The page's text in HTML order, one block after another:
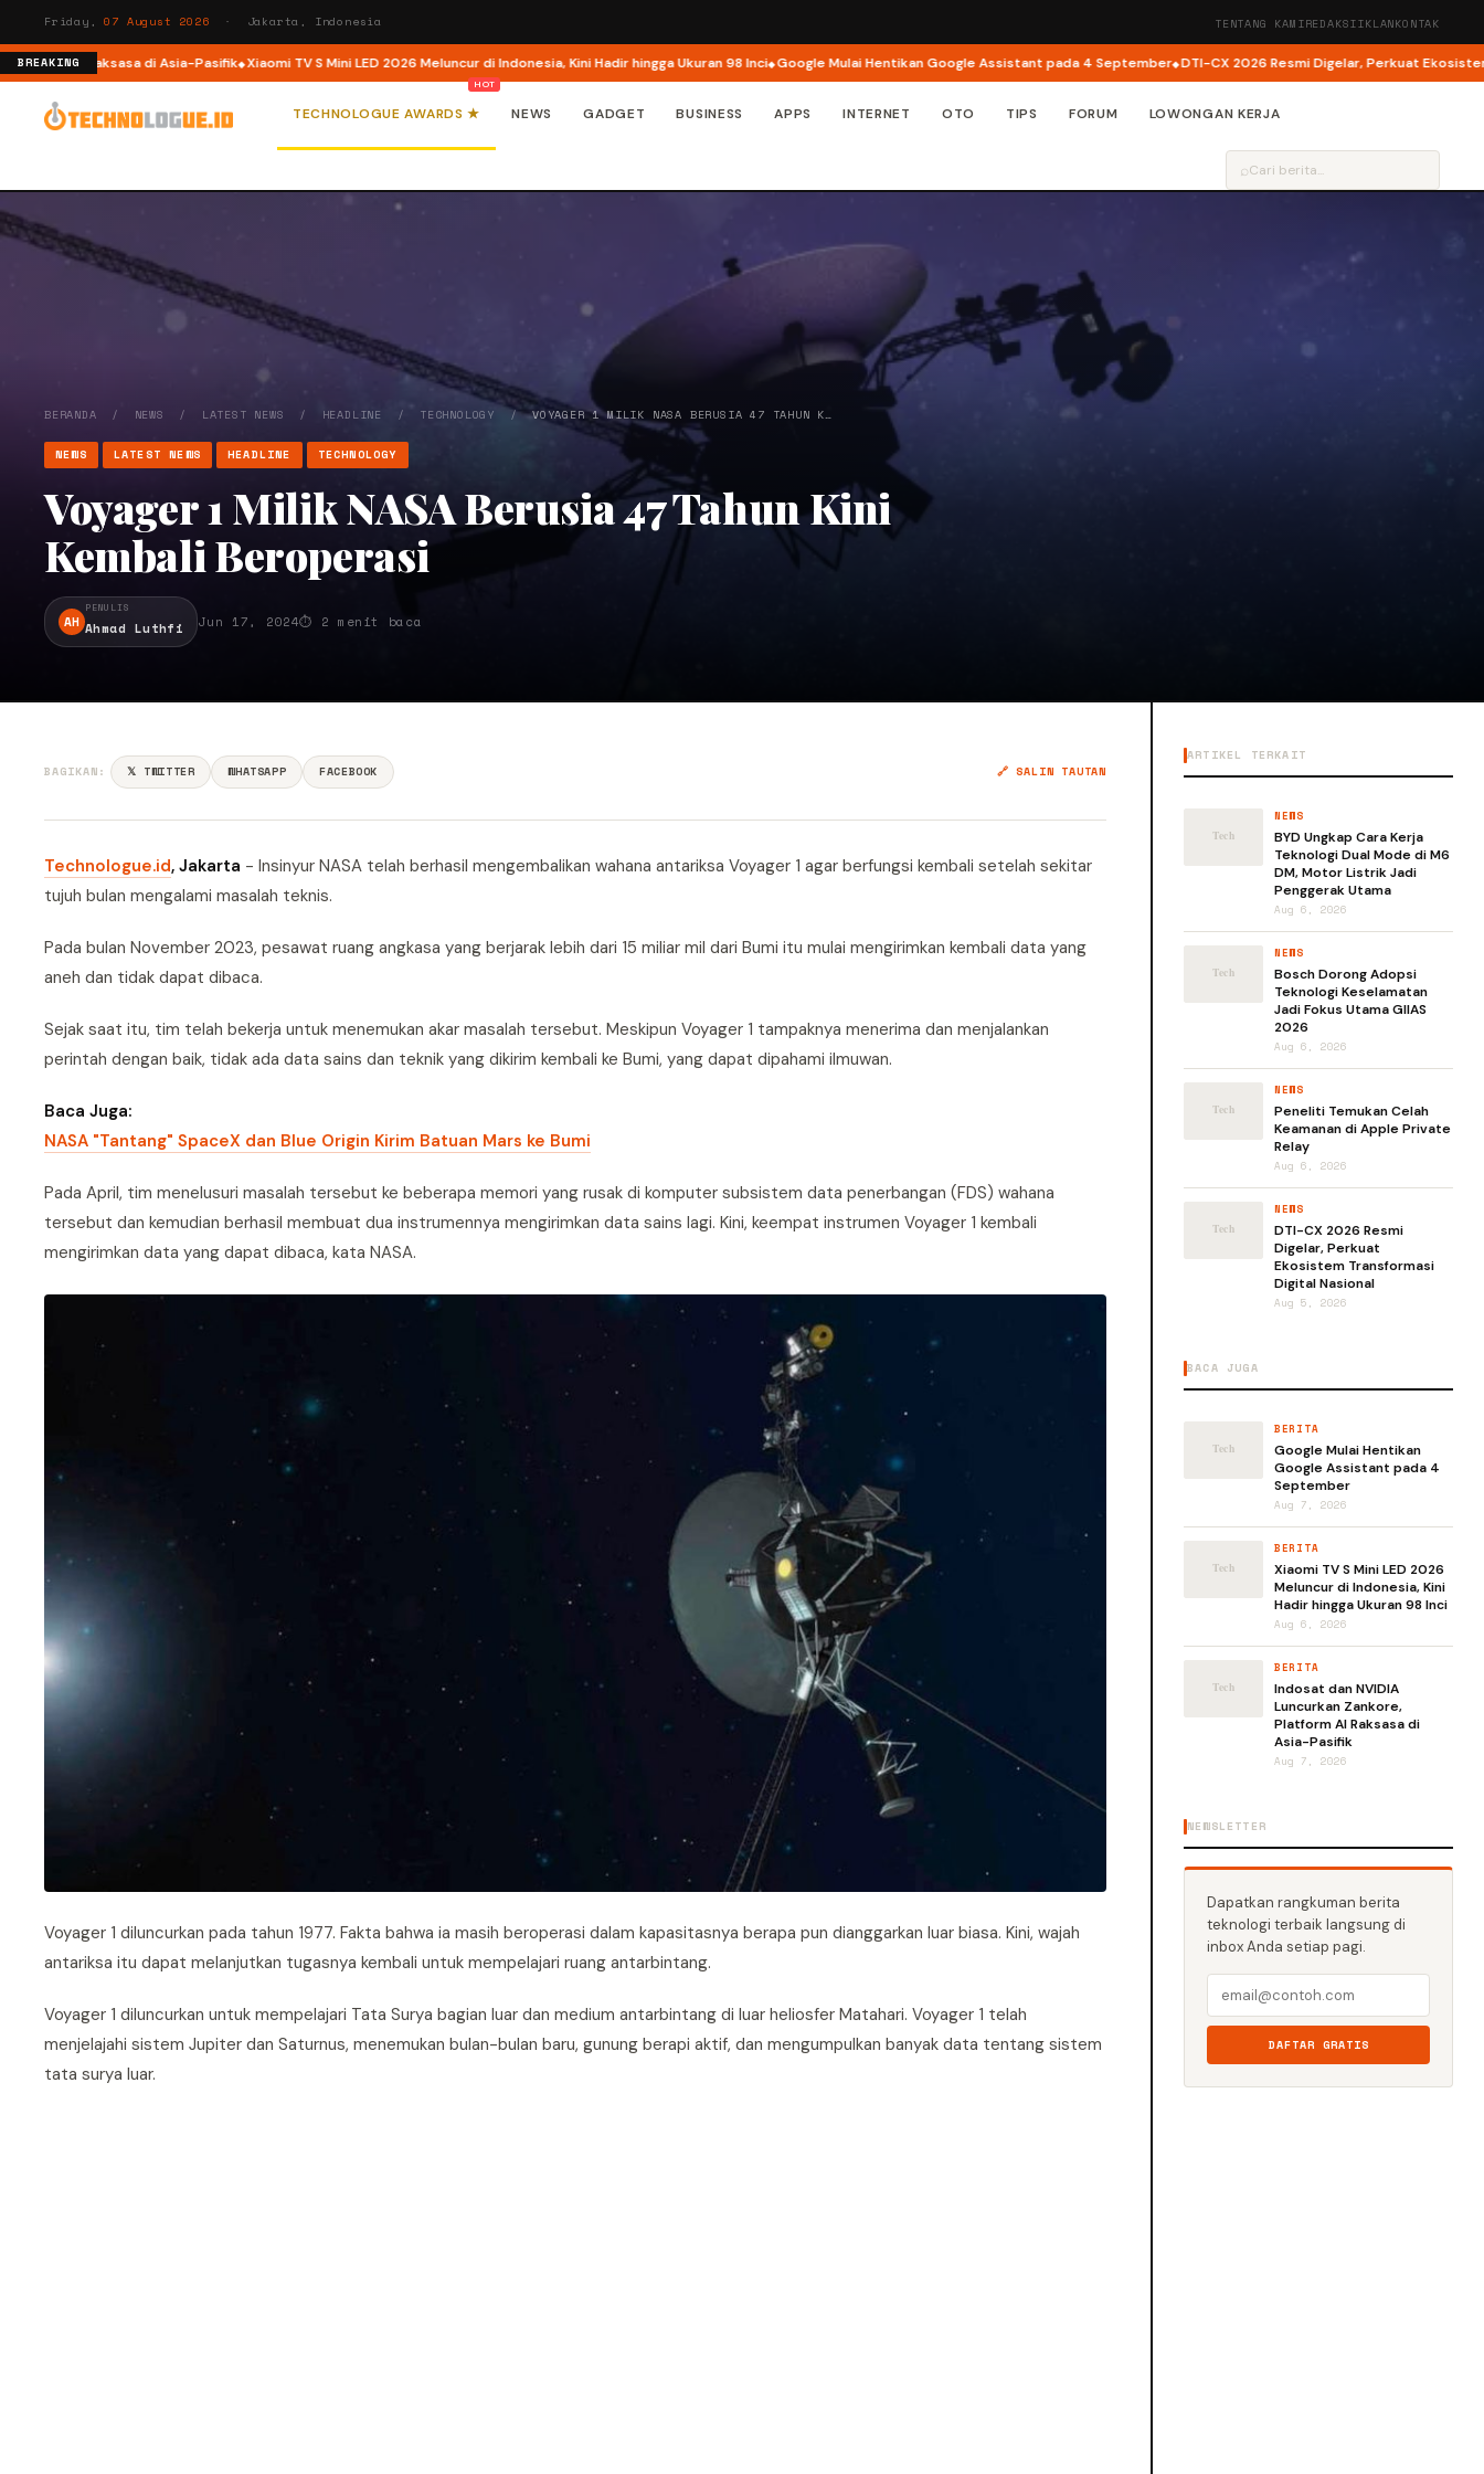
Friday,07 August 2026 · Jakarta, Indonesia TENTANG KAMIREDAKSIIKLANKONTAK
BREAKING
AI Raksasa di Asia-Pasifik Xiaomi TV S Mini LED 2026 Meluncur di Indonesia, Kini Hadir hingga Ukuran 98 Inci Google Mulai Hentikan Google Assistant pada 4 September DTI-CX 2026 Resmi Digelar, Perkuat Ekosistem
TECHNOLOGUE AWARDS ★ NEWS GADGET BUSINESS APPS INTERNET OTO TIPS FORUM LOWONGAN KERJA
⌕
BERANDA / NEWS / LATEST NEWS / HEADLINE / TECHNOLOGY /VOYAGER 1 MILIK NASA BERUSIA 47 TAHUN K…
NEWS LATEST NEWS HEADLINE TECHNOLOGY
Voyager 1 Milik NASA Berusia 47 Tahun Kini
Kembali Beroperasi
AH
PENULIS
Ahmad Luthfi Jun 17, 2024⏱ 2 menit baca
BAGIKAN: 𝕏 TWITTER WHATSAPP FACEBOOK 🔗 SALIN TAUTAN
Technologue.id, Jakarta - Insinyur NASA telah berhasil mengembalikan wahana antariksa Voyager 1 agar berfungsi kembali setelah sekitar
tujuh bulan mengalami masalah teknis.
Pada bulan November 2023, pesawat ruang angkasa yang berjarak lebih dari 15 miliar mil dari Bumi itu mulai mengirimkan kembali data yang
aneh dan tidak dapat dibaca.
Sejak saat itu, tim telah bekerja untuk menemukan akar masalah tersebut. Meskipun Voyager 1 tampaknya menerima dan menjalankan
perintah dengan baik, tidak ada data sains dan teknik yang dikirim kembali ke Bumi, yang dapat dipahami ilmuwan.
Baca Juga:
NASA "Tantang" SpaceX dan Blue Origin Kirim Batuan Mars ke Bumi
Pada April, tim menelusuri masalah tersebut ke beberapa memori yang rusak di komputer subsistem data penerbangan (FDS) wahana
tersebut dan kemudian berhasil membuat dua instrumennya mengirimkan data sains lagi. Kini, keempat instrumen Voyager 1 kembali
mengirimkan data yang dapat dibaca, kata NASA.
Voyager 1 diluncurkan pada tahun 1977. Fakta bahwa ia masih beroperasi dalam kapasitasnya berapa pun dianggarkan luar biasa. Kini, wajah
antariksa itu dapat melanjutkan tugasnya kembali untuk mempelajari ruang antarbintang.
Voyager 1 diluncurkan untuk mempelajari Tata Surya bagian luar dan medium antarbintang di luar heliosfer Matahari. Voyager 1 telah
menjelajahi sistem Jupiter dan Saturnus, menemukan bulan-bulan baru, gunung berapi aktif, dan mengumpulkan banyak data tentang sistem
tata surya luar.
ARTIKEL TERKAIT
NEWS
BYD Ungkap Cara Kerja
Teknologi Dual Mode di M6
DM, Motor Listrik Jadi
Penggerak Utama
Aug 6, 2026
NEWS
Bosch Dorong Adopsi
Teknologi Keselamatan
Jadi Fokus Utama GIIAS
2026
Aug 6, 2026
NEWS
Peneliti Temukan Celah
Keamanan di Apple Private
Relay
Aug 6, 2026
NEWS
DTI-CX 2026 Resmi
Digelar, Perkuat
Ekosistem Transformasi
Digital Nasional
Aug 5, 2026
BACA JUGA
BERITA
Google Mulai Hentikan
Google Assistant pada 4
September
Aug 7, 2026
BERITA
Xiaomi TV S Mini LED 2026
Meluncur di Indonesia, Kini
Hadir hingga Ukuran 98 Inci
Aug 6, 2026
BERITA
Indosat dan NVIDIA
Luncurkan Zankore,
Platform AI Raksasa di
Asia-Pasifik
Aug 7, 2026
NEWSLETTER
Dapatkan rangkuman berita
teknologi terbaik langsung di
inbox Anda setiap pagi.
DAFTAR GRATIS